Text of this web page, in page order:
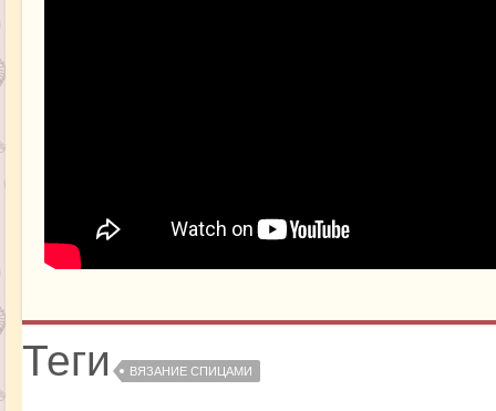
Теги ВЯЗАНИЕ СПИЦАМИ